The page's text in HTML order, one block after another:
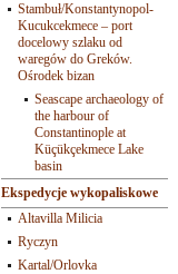
Stambuł/Konstantynopol-
Kucukcekmece – port
docelowy szlaku od
waregów do Greków.
Ośrodek bizan
Seascape archaeology of
the harbour of
Constantinople at
Küçükçekmece Lake
basin
Ekspedycje wykopaliskowe
Altavilla Milicia
Ryczyn
Kartal/Orlovka